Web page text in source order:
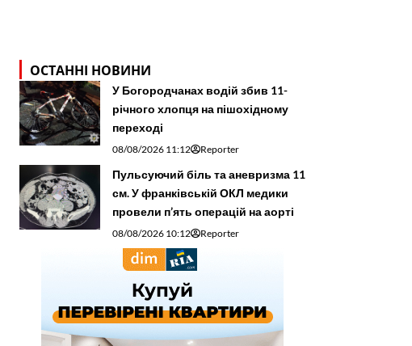
ОСТАННІ НОВИНИ
У Богородчанах водій збив 11-
річного хлопця на пішохідному
переході
08/08/2026 11:12 Reporter
Пульсуючий біль та аневризма 11
см. У франківській ОКЛ медики
провели п’ять операцій на аорті
08/08/2026 10:12 Reporter